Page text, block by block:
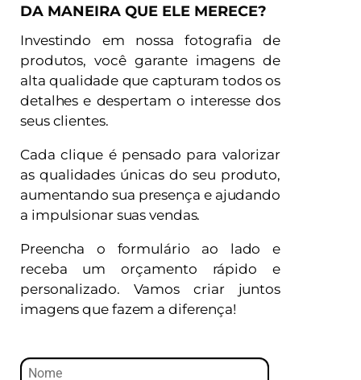
DA MANEIRA QUE ELE MERECE?
Investindo em nossa fotografia de
produtos, você garante imagens de
alta qualidade que capturam todos os
detalhes e despertam o interesse dos
seus clientes.
Cada clique é pensado para valorizar
as qualidades únicas do seu produto,
aumentando sua presença e ajudando
a impulsionar suas vendas.
Preencha o formulário ao lado e
receba um orçamento rápido e
personalizado. Vamos criar juntos
imagens que fazem a diferença!